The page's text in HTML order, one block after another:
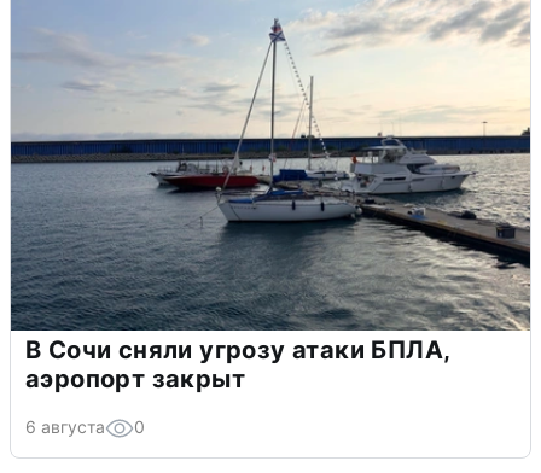
В Сочи сняли угрозу атаки БПЛА,
аэропорт закрыт
6 августа 0